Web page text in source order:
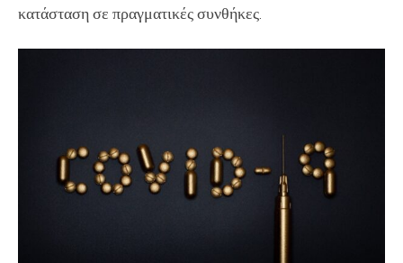
κατάσταση σε πραγματικές συνθήκες.